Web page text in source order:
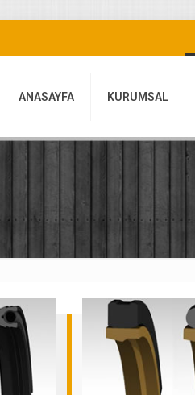
ANASAYFA KURUMSAL